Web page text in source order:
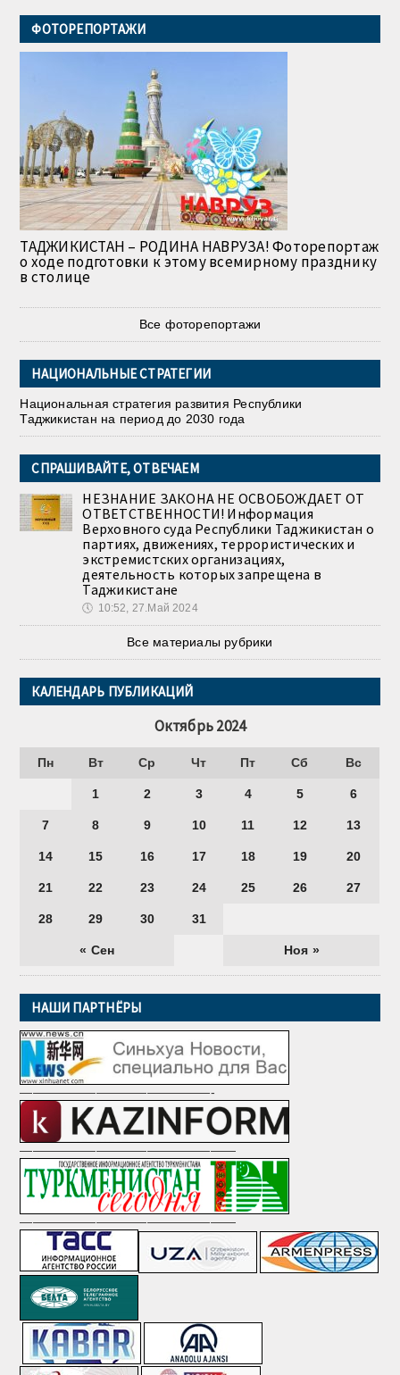
ФОТОРЕПОРТАЖИ
ТАДЖИКИСТАН – РОДИНА НАВРУЗА! Фоторепортаж
о ходе подготовки к этому всемирному празднику
в столице
Все фоторепортажи
НАЦИОНАЛЬНЫЕ СТРАТЕГИИ
Национальная стратегия развития Республики
Таджикистан на период до 2030 года
СПРАШИВАЙТЕ, ОТВЕЧАЕМ
НЕЗНАНИЕ ЗАКОНА НЕ ОСВОБОЖДАЕТ ОТ
ОТВЕТСТВЕННОСТИ! Информация
Верховного суда Республики Таджикистан о
партиях, движениях, террористических и
экстремистских организациях,
деятельность которых запрещена в
Таджикистане
🕔 10:52, 27.Май 2024
Все материалы рубрики
КАЛЕНДАРЬ ПУБЛИКАЦИЙ
Октябрь 2024
Пн Вт Ср Чт Пт Сб Вс
« Сен Ноя »
1 2 3 4 5 6
7 8 9 10 11 12 13
14 15 16 17 18 19 20
21 22 23 24 25 26 27
28 29 30 31
НАШИ ПАРТНЁРЫ
———————————————-
—————————————————
—————————————————